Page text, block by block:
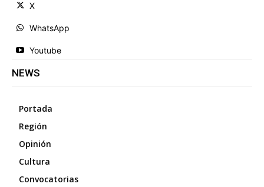
X
WhatsApp
Youtube
NEWS
Portada
Región
Opinión
Cultura
Convocatorias